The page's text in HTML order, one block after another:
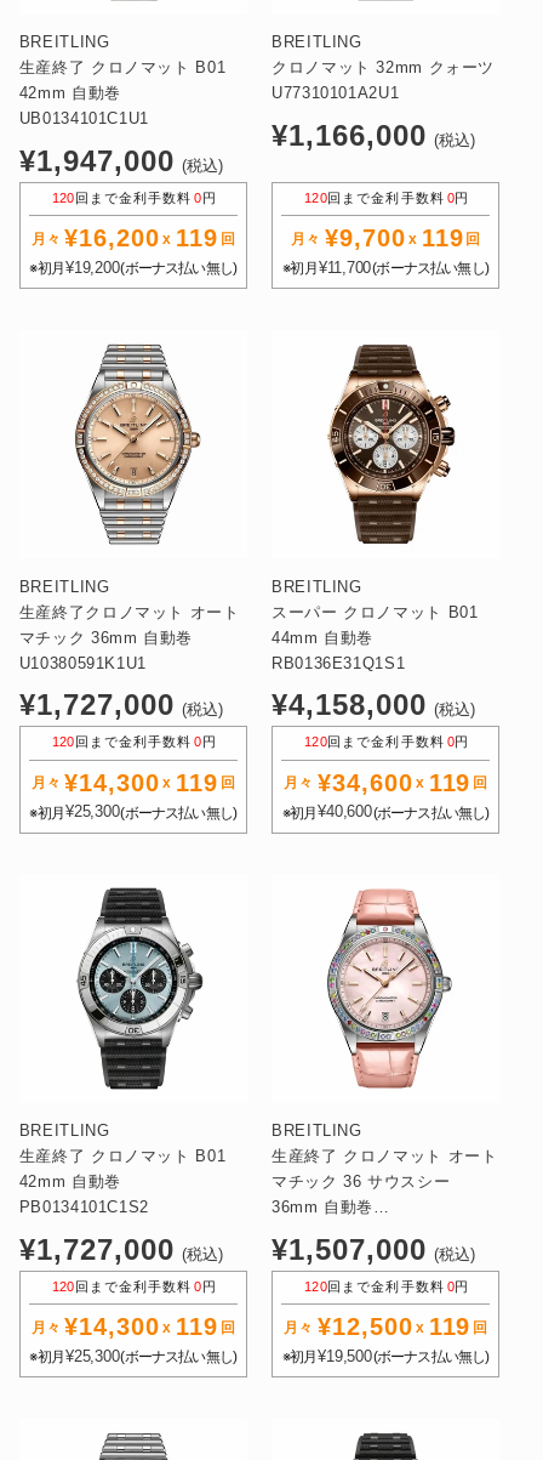
BREITLING
生産終了 クロノマット B01
42mm 自動巻
UB0134101C1U1
通
常
価
格
¥1,947,000 (税込)
120回まで金利手数料 0円
月々 ¥16,200 x 119 回
※初月 ¥19,200(ボーナス払い無し)
BREITLING
クロノマット 32mm クォーツ
U77310101A2U1
通
価
格
¥1,166,000 (税込)
120回まで金利手数料 0円
月々 ¥9,700 x 119 回
※初月 ¥11,700(ボーナス払い無し)
BREITLING
生産終了クロノマット オート
マチック 36mm 自動巻
U10380591K1U1
通
常
価
格
¥1,727,000 (税込)
120 回まで金利手数料 0 円
月々 ¥14,300 x 119 回
※初月¥25,300(ボーナス払い無し)
BREITLING
スーパー クロノマット B01
44mm 自動巻
RB0136E31Q1S1
通
常
価
格
¥4,158,000 (税込)
120回まで金利手数料 0円
月々 ¥34,600 x 119 回
※初月¥40,600(ボーナス払い無し)
BREITLING
生産終了 クロノマット B01
42mm 自動巻
PB0134101C1S2
通
常
価
格
¥1,727,000 (税込)
120回まで金利手数料 0円
月々 ¥14,300 x 119 回
※初月 ¥25,300(ボーナス払い無し)
BREITLING
生産終了 クロノマット オート
マチック 36 サウスシー
36mm 自動巻
通
常
価
格
¥1,507,000 (税込)
120回まで金利手数料 0円
月々 ¥12,500 x 119 回
※初月 ¥19,500(ボーナス払い無し)